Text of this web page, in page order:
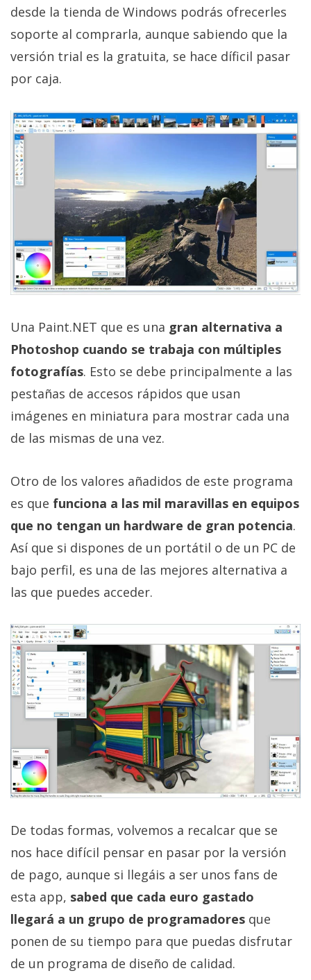
desde la tienda de Windows podrás ofrecerles
soporte al comprarla, aunque sabiendo que la
versión trial es la gratuita, se hace díficil pasar
por caja.
Una Paint.NET que es una gran alternativa a
Photoshop cuando se trabaja con múltiples
fotografías. Esto se debe principalmente a las
pestañas de accesos rápidos que usan
imágenes en miniatura para mostrar cada una
de las mismas de una vez.
Otro de los valores añadidos de este programa
es que funciona a las mil maravillas en equipos
que no tengan un hardware de gran potencia.
Así que si dispones de un portátil o de un PC de
bajo perfil, es una de las mejores alternativa a
las que puedes acceder.
De todas formas, volvemos a recalcar que se
nos hace difícil pensar en pasar por la versión
de pago, aunque si llegáis a ser unos fans de
esta app, sabed que cada euro gastado
llegará a un grupo de programadores que
ponen de su tiempo para que puedas disfrutar
de un programa de diseño de calidad.